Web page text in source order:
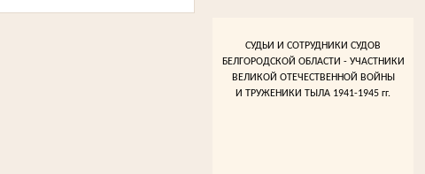
СУДЬИ И СОТРУДНИКИ СУДОВ
БЕЛГОРОДСКОЙ ОБЛАСТИ - УЧАСТНИКИ
ВЕЛИКОЙ ОТЕЧЕСТВЕННОЙ ВОЙНЫ
И ТРУЖЕНИКИ ТЫЛА 1941-1945 гг.